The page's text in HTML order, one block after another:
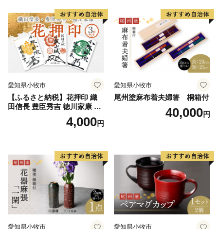
グッズ 愛知県 小牧市 お取り
寄せ 送料無料
愛知県 小牧市 お取り寄せ 送
料無料
愛知県小牧市
【ふるさと納税】花押印 織
田信長 豊臣秀吉 徳川家康 3
枚 セット 戦国 武将 小牧山城
墨絵 龍画師 書道アーティス
牧市 お取り寄せ 送料無料
4,000円
愛知県小牧市
尾州塗麻布着夫婦箸 桐箱付
40,000円
愛知県小牧市 愛知県小牧市